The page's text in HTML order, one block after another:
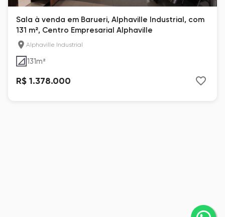
Sala à venda em Barueri, Alphaville Industrial, com
131 m², Centro Empresarial Alphaville
Alphaville Industrial
131m²
R$ 1.378.000